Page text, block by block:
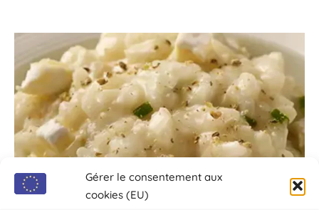
Gérer le consentement aux
cookies (EU)